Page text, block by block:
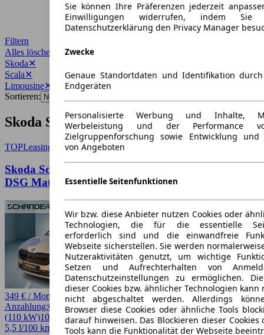
Filtern
Alles löschen
Skoda✕
Scala✕
Limousine✕
Sortieren:
Skoda Scala Limousine Angebote
TOPLeasing
Skoda Scala 🚀Sofort-Verfügbar🚀 1.5 Selection
DSG Matrix ✨Autohaus-Schandert Top-Deal✨
349 € / Monat
Anzahlung:0,00 €Laufzeit:48 Monatekm/Jahr:10.000Benzin150 PS
(110 kW)10 km EZ 08/2026AutomatikLimousine4 Türen
5,5 l/100 km (komb.)* · 125 g/km CO2* · CO2-Klasse D
Sie können Ihre Präferenzen jederzeit
Einwilligungen widerrufen, indem
Datenschutzerklärung den Privacy Manager
Zwecke
Genaue Standortdaten und Identifikation
Endgeräten
Personalisierte Werbung und Inhalte,
Werbeleistung und der Performance
Zielgruppenforschung sowie Entwicklung und
von Angeboten
Essentielle Seitenfunktionen
Wir bzw. diese Anbieter nutzen Cookies oder
Technologien, die für die essentielle
erforderlich sind und die einwandfreie
Webseite sicherstellen. Sie werden
Nutzeraktivitäten genutzt, um wichtige
Setzen und Aufrechterhalten von
Datenschutzeinstellungen zu ermöglichen.
dieser Cookies bzw. ähnlicher Technologien kann
nicht abgeschaltet werden. Allerdings
Browser diese Cookies oder ähnliche Tools
darauf hinweisen. Das Blockieren dieser
Tools kann die Funktionalität der Webseite